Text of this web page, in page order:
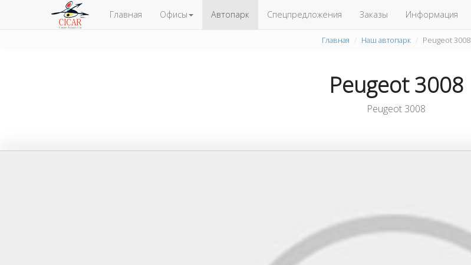
Главная Офисы Автопарк Спецпредложения Заказы Информация
Главная Наш автопарк Peugeot 3008
Peugeot 3008
Peugeot 3008